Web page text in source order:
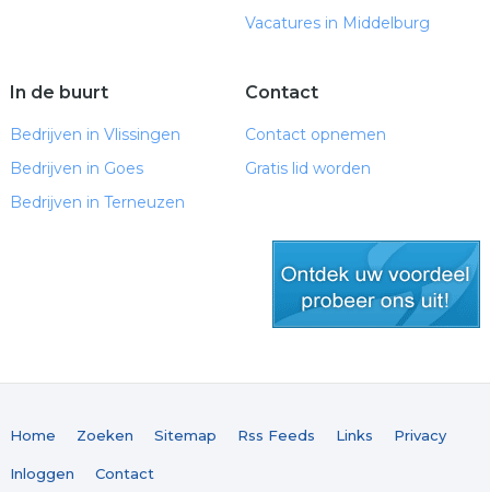
Vacatures in Middelburg
In de buurt
Bedrijven in Vlissingen
Bedrijven in Goes
Bedrijven in Terneuzen
Contact
Contact opnemen
Gratis lid worden
Home Zoeken Sitemap Rss Feeds Links Privacy
Inloggen Contact